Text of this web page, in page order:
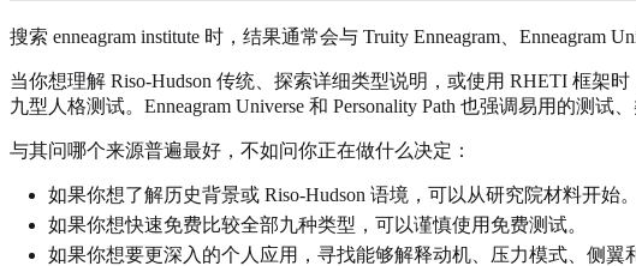
搜索 enneagram institute 时，结果通常会与 Truity Enneagram、
当你想理解 Riso-Hudson 传统、探索详细类型说明，或使用 RHETI 框架
九型人格测试。Enneagram Universe 和 Personality Path 也强调易用的测试
与其问哪个来源普遍最好，不如问你正在做什么决定：
如果你想了解历史背景或 Riso-Hudson 语境，可以从研究院材料开始。
如果你想快速免费比较全部九种类型，可以谨慎使用免费测试。
如果你想要更深入的个人应用，寻找能够解释动机、压力模式、侧翼